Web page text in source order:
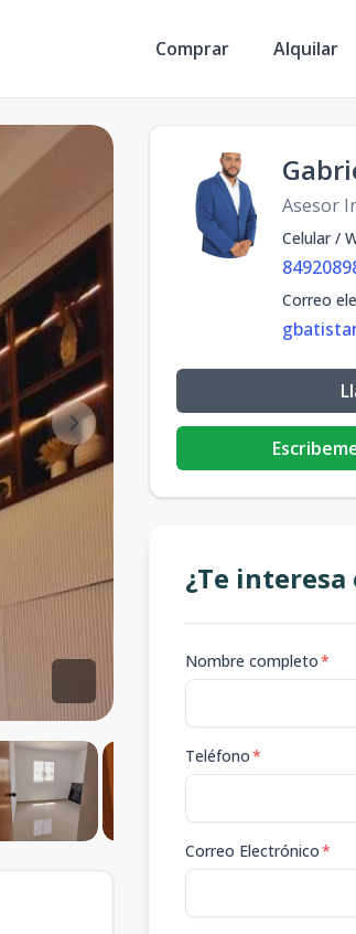
Comprar Alquilar
Asesor
Celular /
Correo
¿Te
Nombre completo*
Teléfono*
Correo Electrónico*